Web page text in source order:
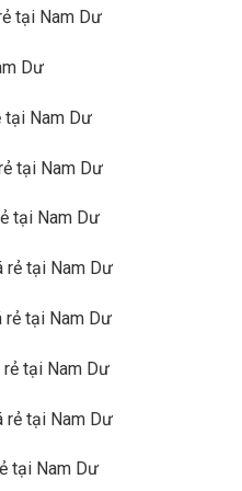
tại Nam Dư
Dư
tại Nam Dư
tại Nam Dư
tại Nam Dư
rẻ tại Nam Dư
rẻ tại Nam Dư
tại Nam Dư
rẻ tại Nam Dư
tại Nam Dư